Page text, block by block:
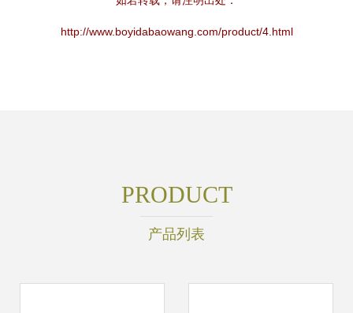
http://www.boyidabaowang.com/product/4.html
PRODUCT
产品列表